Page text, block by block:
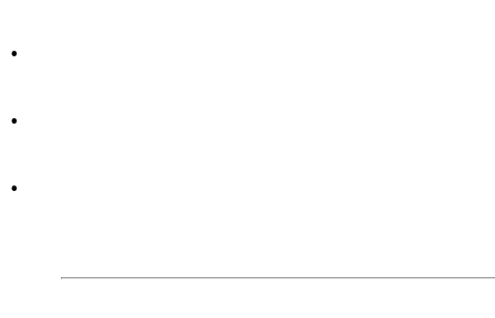
.
.
.